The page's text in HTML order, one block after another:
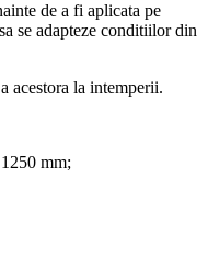
de a fi aplicata pe
se adapteze conditiilor din
acestora la intemperii.
mm;